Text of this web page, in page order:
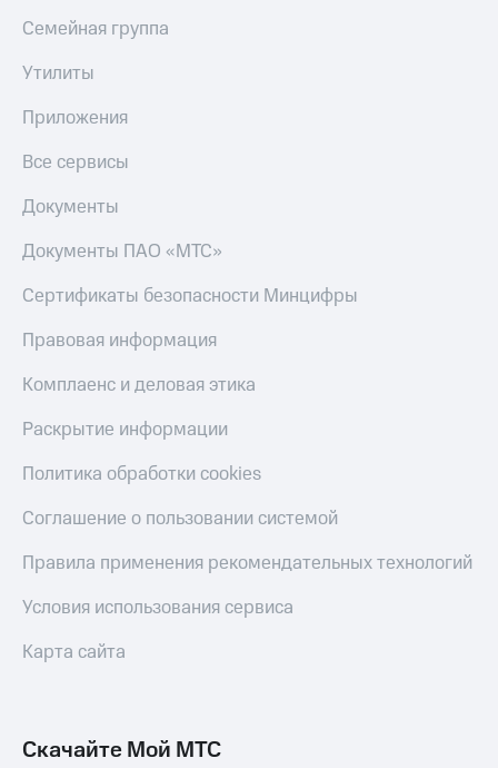
Семейная группа
Утилиты
Приложения
Все сервисы
Документы
Документы ПАО «МТС»
Сертификаты безопасности Минцифры
Правовая информация
Комплаенс и деловая этика
Раскрытие информации
Политика обработки cookies
Соглашение о пользовании системой
Правила применения рекомендательных технологий
Условия использования сервиса
Карта сайта
Скачайте Мой МТС